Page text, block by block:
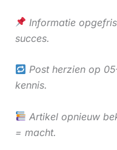
Informatie
succes.
Post herzien op
kennis.
Artikel opnieuw
= macht.